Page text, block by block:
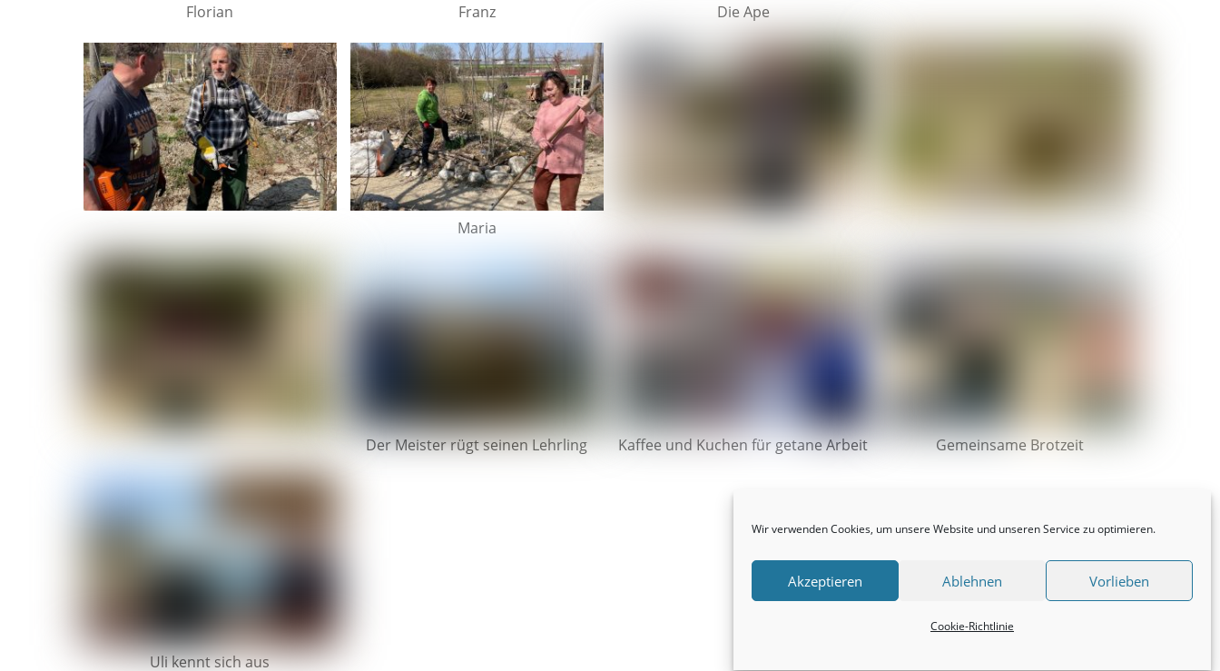
Wir verwenden Cookies, um unsere Website und unseren Service zu optimieren.
Akzeptieren Ablehnen Vorlieben
Cookie-Richtlinie
Florian Franz Die Ape
Maria
Der Meister rügt seinen Lehrling Kaffee und Kuchen für getane Arbeit Gemeinsame Brotzeit
Uli kennt sich aus